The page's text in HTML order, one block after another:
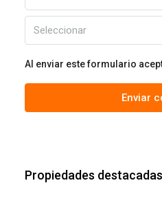
Seleccionar
Al enviar este formulario
Enviar
Propiedades destacadas